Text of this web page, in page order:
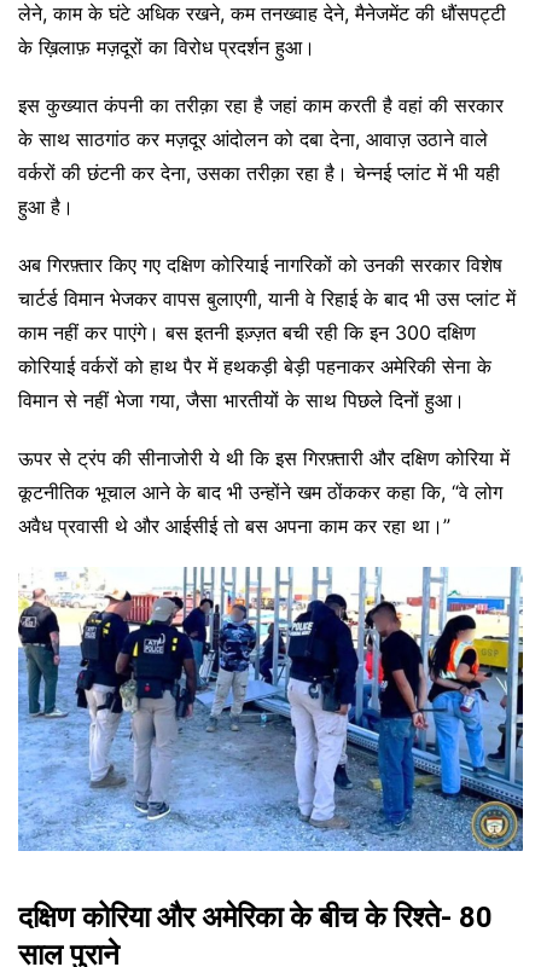
लेने, काम के घंटे अधिक रखने, कम तनख्वाह देने, मैनेजमेंट की धौंसपट्टी
के ख़िलाफ़ मज़दूरों का विरोध प्रदर्शन हुआ।
इस कुख्यात कंपनी का तरीक़ा रहा है जहां काम करती है वहां की सरकार
के साथ साठगांठ कर मज़दूर आंदोलन को दबा देना, आवाज़ उठाने वाले
वर्करों की छंटनी कर देना, उसका तरीक़ा रहा है। चेन्नई प्लांट में भी यही
हुआ है।
अब गिरफ़्तार किए गए दक्षिण कोरियाई नागरिकों को उनकी सरकार विशेष
चार्टर्ड विमान भेजकर वापस बुलाएगी, यानी वे रिहाई के बाद भी उस प्लांट में
काम नहीं कर पाएंगे। बस इतनी इज़्ज़त बची रही कि इन 300 दक्षिण
कोरियाई वर्करों को हाथ पैर में हथकड़ी बेड़ी पहनाकर अमेरिकी सेना के
विमान से नहीं भेजा गया, जैसा भारतीयों के साथ पिछले दिनों हुआ।
ऊपर से ट्रंप की सीनाजोरी ये थी कि इस गिरफ़्तारी और दक्षिण कोरिया में
कूटनीतिक भूचाल आने के बाद भी उन्होंने खम ठोंककर कहा कि, “वे लोग
अवैध प्रवासी थे और आईसीई तो बस अपना काम कर रहा था।”
दक्षिण कोरिया और अमेरिका के बीच के रिश्ते- 80
साल पुराने